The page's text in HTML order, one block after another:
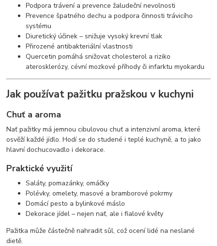
Podpora trávení a prevence žaludeční nevolnosti
Prevence špatného dechu a podpora činnosti trávicího
systému
Diuretický účinek – snižuje vysoký krevní tlak
Přirozené antibakteriální vlastnosti
Quercetin pomáhá snižovat cholesterol a riziko
aterosklerózy, cévní mozkové příhody či infarktu myokardu
Jak používat pažitku pražskou v kuchyni
Chuť a aroma
Nať pažitky má jemnou cibulovou chuť a intenzivní aroma, které
osvěží každé jídlo. Hodí se do studené i teplé kuchyně, a to jako
hlavní dochucovadlo i dekorace.
Praktické využití
Saláty, pomazánky, omáčky
Polévky, omelety, masové a bramborové pokrmy
Domácí pesto a bylinkové máslo
Dekorace jídel – nejen nať, ale i fialové květy
Pažitka může částečně nahradit sůl, což ocení lidé na neslané
dietě.